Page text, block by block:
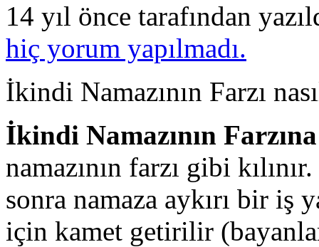
14 yıl önce tarafından
hiç yorum yapılmadı.
İkindi Namazının Farzı
İkindi Namazının
namazının farzı gibi
sonra namaza aykırı bir iş
için kamet getirilir